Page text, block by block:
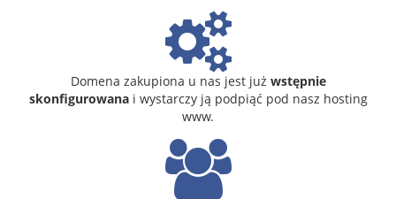
Domena zakupiona u nas jest już wstępnie
skonfigurowanai wystarczy ją podpiąć pod nasz hosting
www.